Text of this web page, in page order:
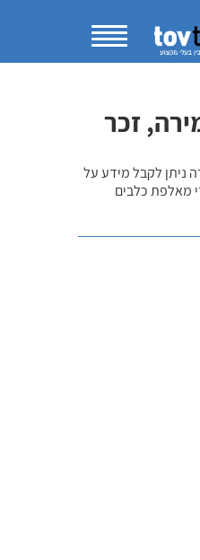
זכר
ניתן לקבל מידע על
מאלפת כלבים